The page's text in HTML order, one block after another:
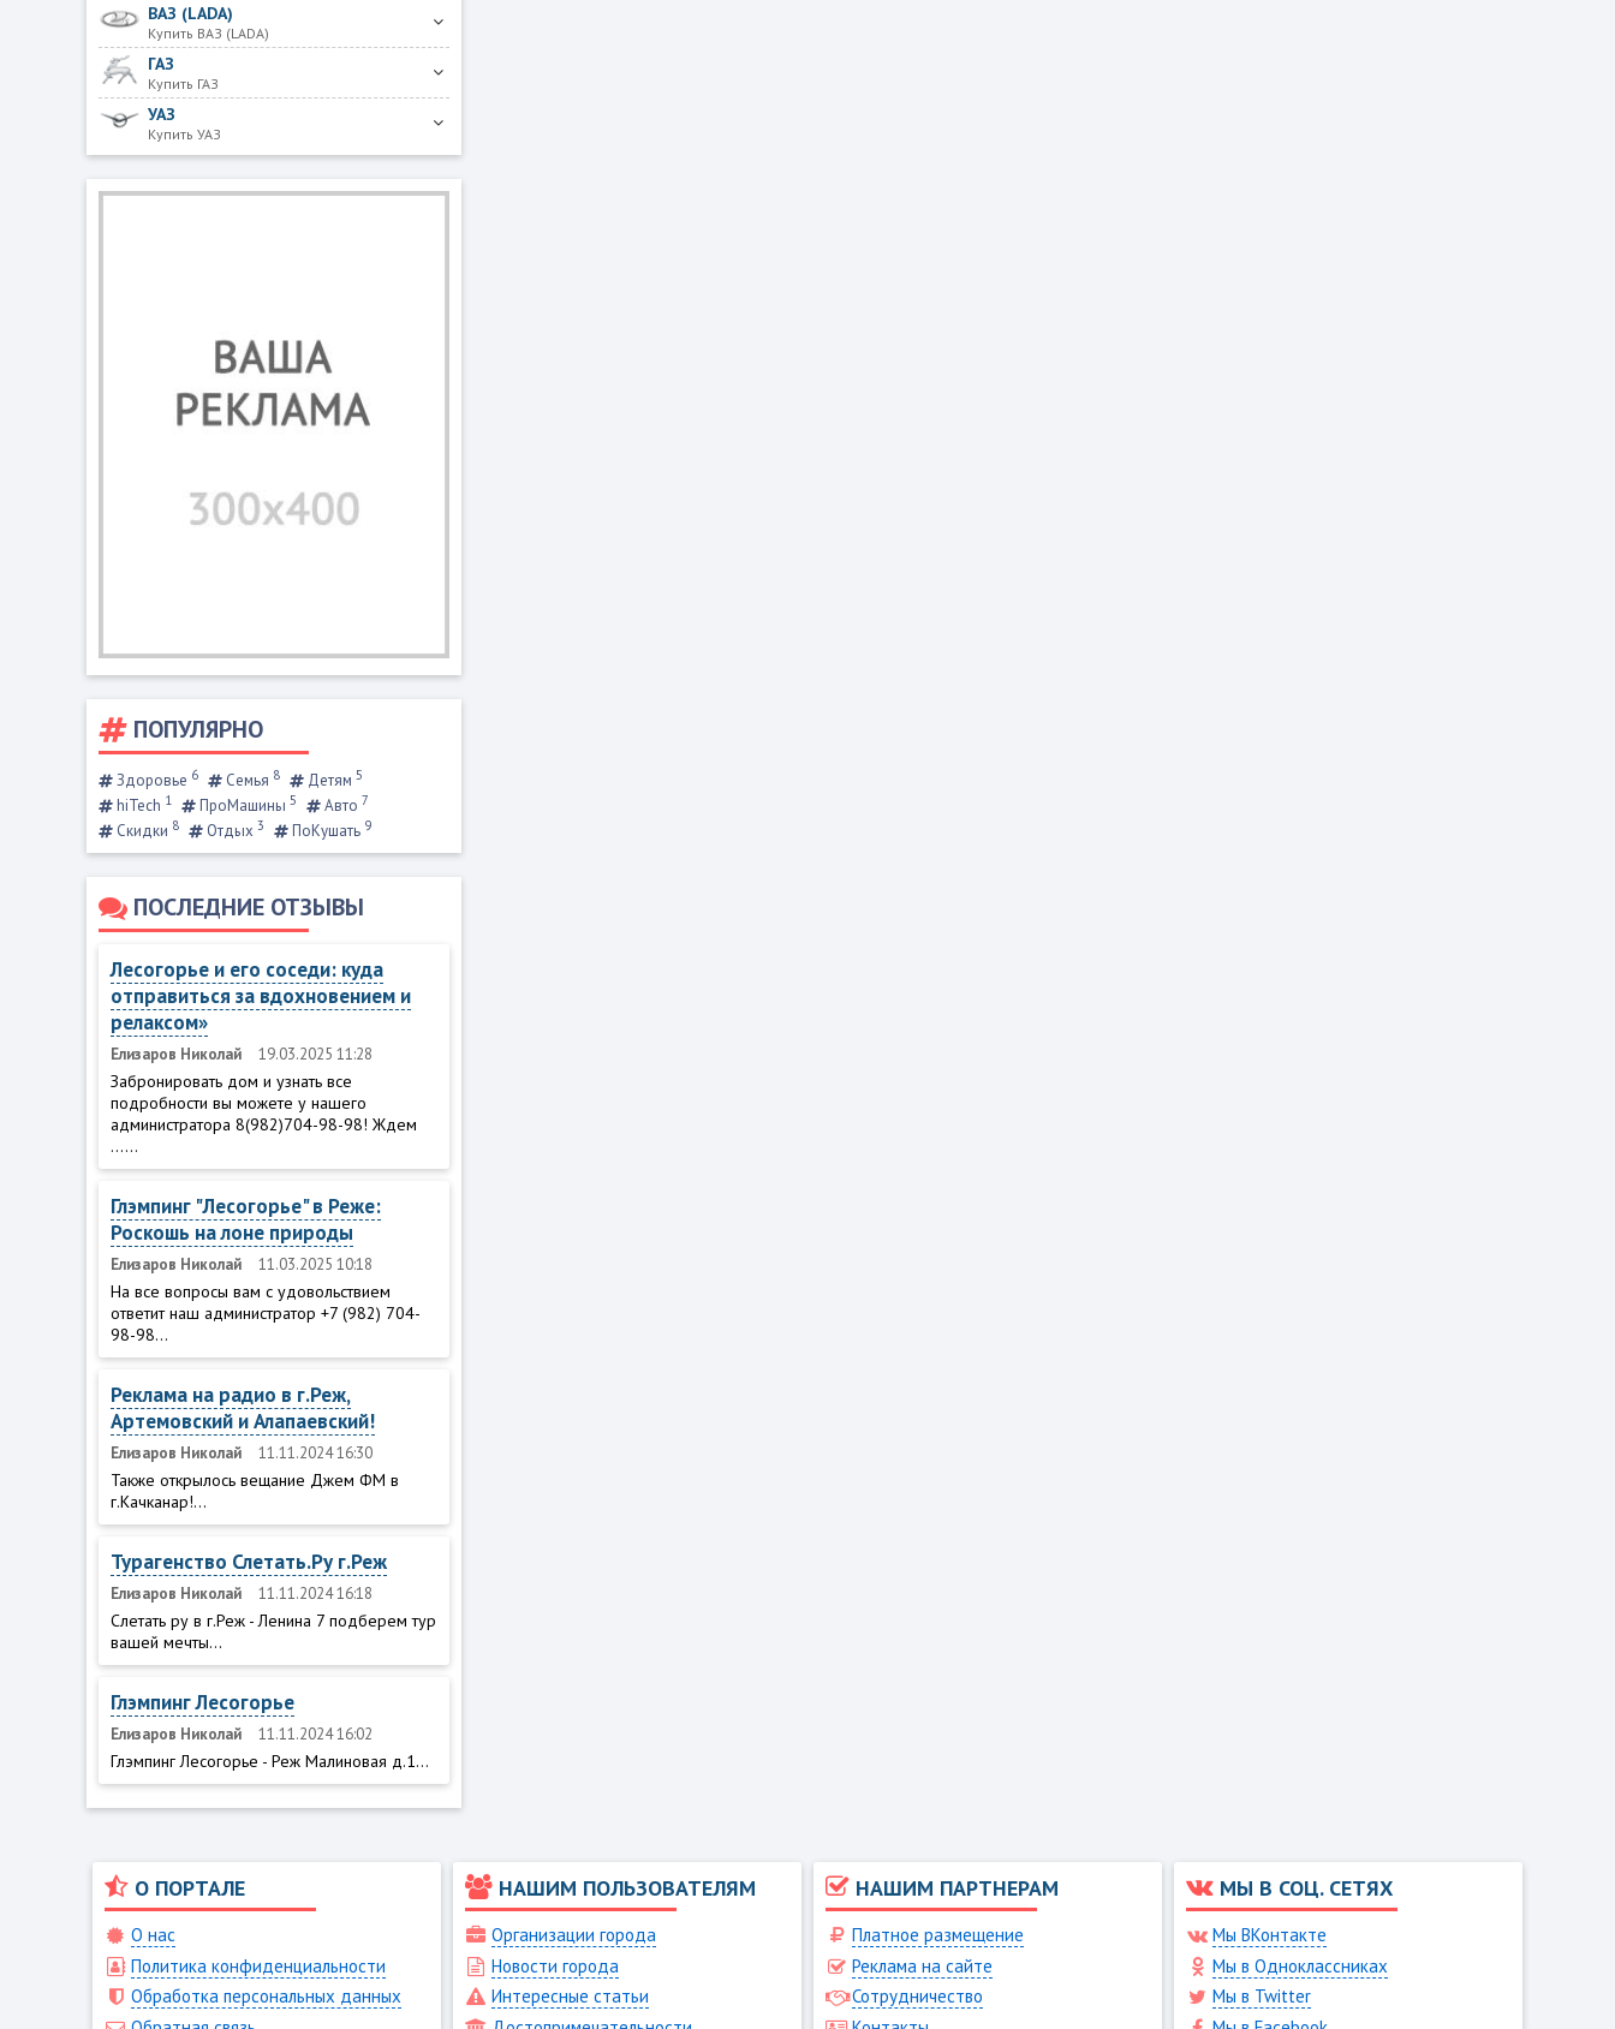
ВАЗ (LADA)
Купить ВАЗ (LADA)
ГАЗ
Купить ГАЗ
УАЗ
Купить УАЗ
ПОПУЛЯРНО
Здоровье 6 Семья 8 Детям 5
hiTech 1 ПроМашины 5 Авто 7
Скидки 8 Отдых 3 ПоКушать 9
ПОСЛЕДНИЕ ОТЗЫВЫ
Лесогорье и его соседи: куда
отправиться за вдохновением и
релаксом»
Елизаров Николай 19.03.2025 11:28
Забронировать дом и узнать все
подробности вы можете у нашего
администратора 8(982)704-98-98! Ждем
......
Глэмпинг "Лесогорье" в Реже:
Роскошь на лоне природы
Елизаров Николай 11.03.2025 10:18
На все вопросы вам с удовольствием
ответит наш администратор +7 (982) 704-
98-98...
Реклама на радио в г.Реж,
Артемовский и Алапаевский!
Елизаров Николай 11.11.2024 16:30
Также открылось вещание Джем ФМ в
г.Качканар!...
Турагенство Слетать.Ру г.Реж
Елизаров Николай 11.11.2024 16:18
Слетать ру в г.Реж - Ленина 7 подберем тур
вашей мечты...
Глэмпинг Лесогорье
Елизаров Николай 11.11.2024 16:02
Глэмпинг Лесогорье - Реж Малиновая д.1...
О ПОРТАЛЕ
О нас
Политика конфиденциальности
Обработка персональных данных
НАШИМ ПОЛЬЗОВАТЕЛЯМ
Организации города
Новости города
Интересные статьи
НАШИМ ПАРТНЕРАМ
Платное размещение
Реклама на сайте
Сотрудничество
МЫ В СОЦ. СЕТЯХ
Мы ВКонтакте
Мы в Одноклассниках
Мы в Twitter